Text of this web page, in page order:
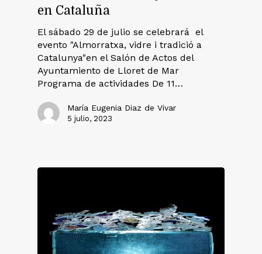
en Cataluña
El sábado 29 de julio se celebrará el
evento "Almorratxa, vidre i tradició a
Catalunya"en el Salón de Actos del
Ayuntamiento de Lloret de Mar
Programa de actividades De 11…
María Eugenia Diaz de Vivar
5 julio, 2023